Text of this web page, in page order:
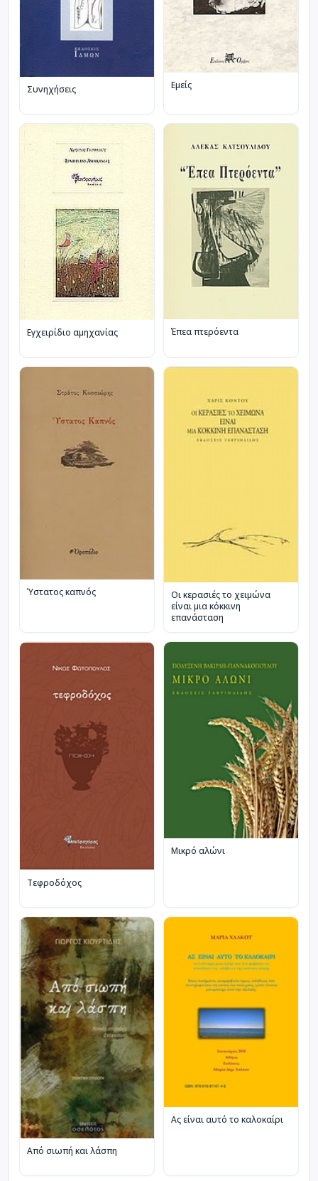
Συνηχήσεις Εμείς
Εγχειρίδιο αμηχανίας Έπεα πτερόεντα
Ύστατος καπνός
Οι κερασιές το χειμώνα
είναι μια κόκκινη
επανάσταση
Τεφροδόχος
Μικρό αλώνι
Από σιωπή και λάσπη
Ας είναι αυτό το καλοκαίρι